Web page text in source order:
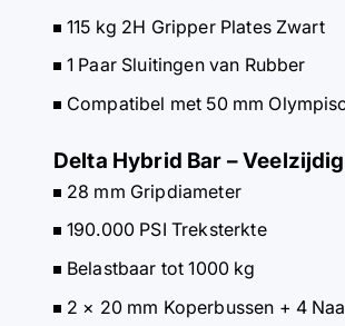
115 kg 2H Gripper Plates Zwart
1 Paar Sluitingen van Rubber
Compatibel met 50 mm
Delta Hybrid Bar –
28 mm Gripdiameter
190.000 PSI Treksterkte
Belastbaar tot 1000 kg
2 × 20 mm Koperbussen + 4